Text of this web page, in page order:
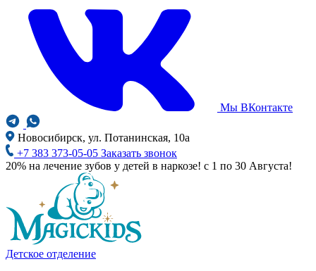
Мы ВКонтакте
Новосибирск, ул. Потанинская, 10а
+7 383 373-05-05 Заказать звонок
20% на лечение зубов у детей в наркозе! с 1 по 30 Августа!
Детское отделение